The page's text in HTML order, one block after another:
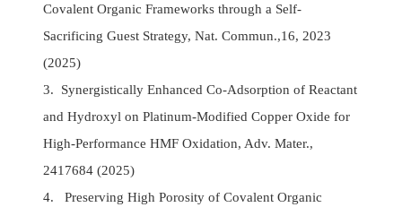
Covalent Organic Frameworks through a Self-
Sacrificing Guest Strategy, Nat. Commun.,16, 2023
(2025)
3. Synergistically Enhanced Co-Adsorption of Reactant
and Hydroxyl on Platinum-Modified Copper Oxide for
High-Performance HMF Oxidation, Adv. Mater.,
2417684 (2025)
4. Preserving High Porosity of Covalent Organic